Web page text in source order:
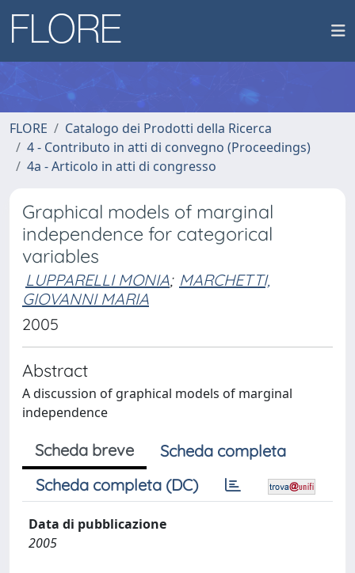
FLORE
Catalogo dei Prodotti della Ricerca
4 - Contributo in atti di convegno (Proceedings)
4a - Articolo in atti di congresso
Graphical models of marginal
independence for categorical
variables
LUPPARELLI MONIA; MARCHETTI,
GIOVANNI MARIA
2005
Abstract
A discussion of graphical models of marginal
independence
Scheda breve
Scheda completa
Scheda completa (DC)
Data di pubblicazione
2005